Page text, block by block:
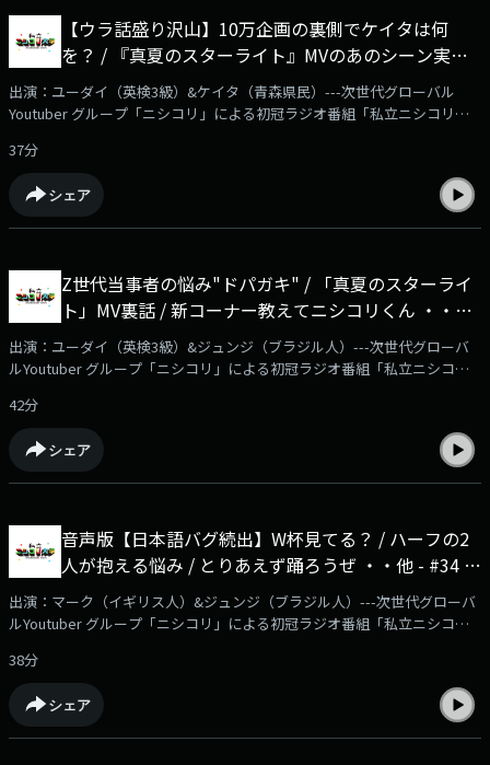
_J8w__zk_gDtSw/joinYoutubeチャンネル『ニシコリ の吹き替え』にて、
番組メンバーシップを開始！番組本編の映像付き動画やアフタートークを
毎週2本更新予定。ぜひご登録をよろしくお願いいたします！※ブラウザ
入できますので、SafariやChrome、PC等からご確認ください---
【ウラ話盛り沢山】10万企画の裏側でケイタは何
を？ / 『真夏のスターライト』MVのあのシーン実
は・・ / 今日のケイタがケイタすぎる回 ・・他 - #36
私立ニシコリ大学
出演：ユーダイ（英検3級）&ケイタ（青森県民）---次世代グローバル
Youtuber グループ「ニシコリ」による初冠ラジオ番組「私立ニシコリ大
ャンネル「ニシコリの吹き替え」（YouTube）、Spotify、Amazon
Music、Apple Podcast、radiko podcastにて配信スタート！✅詳細はこち
らの動画をチェック！https://www.youtube.com/watch?v=Ndzr5uZEjlI✅
番組メンバーシップはこちらから！
_J8w__zk_gDtSw/joinYoutubeチャンネル『ニシコリ の吹き替え』にて、
番組メンバーシップを開始！番組本編の映像付き動画やアフタートークを
毎週2本更新予定。ぜひご登録をよろしくお願いいたします！※ブラウザ
入できますので、SafariやChrome、PC等からご確認ください---
37分
シェア
Z世代当事者の悩み"ドパガキ" / 「真夏のスターライ
ト」MV裏話 / 新コーナー教えてニシコリくん ・・他
- #35 私立ニシコリ大学
出演：ユーダイ（英検3級）&ジュンジ（ブラジル人）---次世代グローバ
ルYoutuber グループ「ニシコリ」による初冠ラジオ番組「私立ニシコリ
チャンネル「ニシコリの吹き替え」（YouTube）、Spotify、Amazon
Music、Apple Podcast、radiko podcastにて配信スタート！✅詳細はこち
らの動画をチェック！https://www.youtube.com/watch?v=Ndzr5uZEjlI✅
番組メンバーシップはこちらから！
_J8w__zk_gDtSw/joinYoutubeチャンネル『ニシコリ の吹き替え』にて、
番組メンバーシップを開始！番組本編の映像付き動画やアフタートークを
毎週2本更新予定。ぜひご登録をよろしくお願いいたします！※ブラウザ
入できますので、SafariやChrome、PC等からご確認ください---
42分
シェア
音声版【日本語バグ続出】W杯見てる？ / ハーフの2
人が抱える悩み / とりあえず踊ろうぜ ・・他 - #34 私
立ニシコリ大学
出演：マーク（イギリス人）&ジュンジ（ブラジル人）---次世代グローバ
ルYoutuber グループ「ニシコリ」による初冠ラジオ番組「私立ニシコリ
チャンネル「ニシコリの吹き替え」（YouTube）、Spotify、Amazon
Music、Apple Podcast、radiko podcastにて配信スタート！✅詳細はこち
らの動画をチェック！https://www.youtube.com/watch?v=Ndzr5uZEjlI✅
番組メンバーシップはこちらから！
38分
シェア